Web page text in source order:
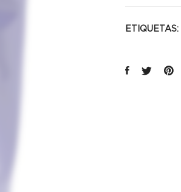
ETIQUETAS: